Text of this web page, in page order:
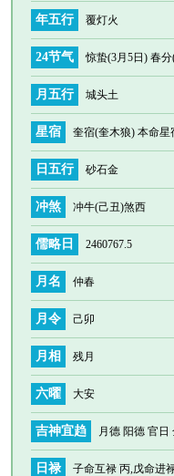
年五行 覆灯火
24节气 惊蛰(3月5日) 春
月五行 城头土
星宿 奎宿(奎木狼) 本命星
日五行 砂石金
冲煞 冲牛(己丑)煞西
儒略日 2460767.5
月名 仲春
月令 己卯
月相 残月
六曜 大安
吉神宜趋 月德 阳德 官日
日禄 子命互禄 丙,戊命进